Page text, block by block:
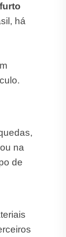
há
na
de